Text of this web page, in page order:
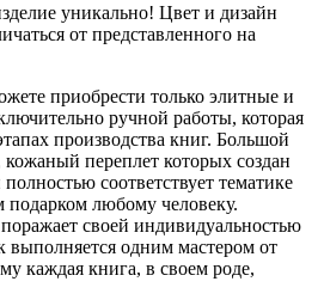
уникально! Цвет и дизайн
от представленного на
приобрести только элитные и
ручной работы, которая
производства книг. Большой
переплет которых создан
соответствует тематике
подарком любому человеку.
своей индивидуальностью
выполняется одним мастером от
каждая книга, в своем роде,